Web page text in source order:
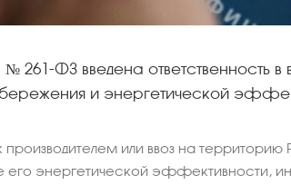
261-ФЗ введена
и энергетической
производителем или ввоз на
его энергетической эффективности,